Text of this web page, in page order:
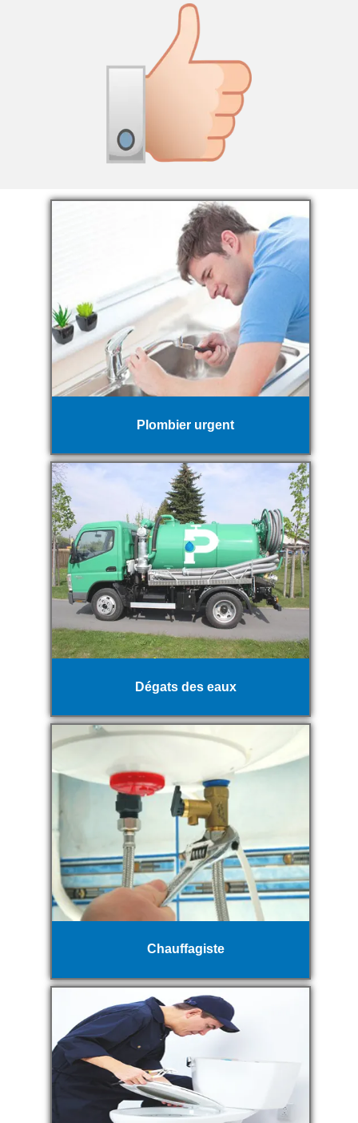
Plombier urgent
Dégats des eaux
Chauffagiste